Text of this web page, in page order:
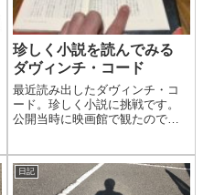
珍しく小説を読んでみる
ダヴィンチ・コード
最近読み出したダヴィンチ・コ
ード。珍しく小説に挑戦です。
公開当時に映画館で観たのです
ッカリな部分もあったそうで
す。
日記